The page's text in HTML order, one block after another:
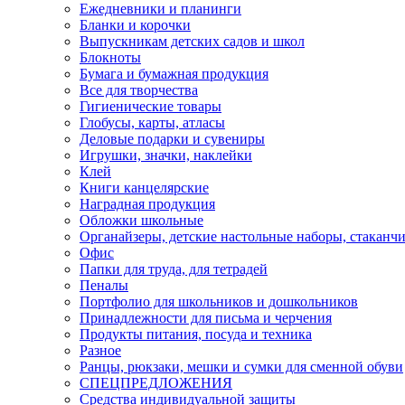
Ежедневники и планинги
Бланки и корочки
Выпускникам детских садов и школ
Блокноты
Бумага и бумажная продукция
Все для творчества
Гигиенические товары
Глобусы, карты, атласы
Деловые подарки и сувениры
Игрушки, значки, наклейки
Клей
Книги канцелярские
Наградная продукция
Обложки школьные
Органайзеры, детские настольные наборы,
Офис
Папки для труда, для тетрадей
Пеналы
Портфолио для школьников и дошкольников
Принадлежности для письма и черчения
Продукты питания, посуда и техника
Разное
Ранцы, рюкзаки, мешки и сумки для сменной обуви
СПЕЦПРЕДЛОЖЕНИЯ
Средства индивидуальной защиты